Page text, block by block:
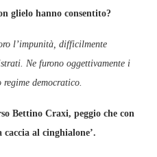
glielo hanno consentito?
l’impunità, difficilmente
Ne furono oggettivamente i
democratico.
Bettino Craxi, peggio che con
al cinghialone’.